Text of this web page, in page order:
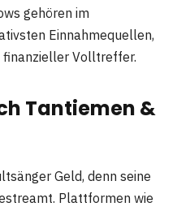
gehören im
Einnahmequellen,
finanzieller Volltreffer.
Tantiemen &
Geld, denn seine
Plattformen wie